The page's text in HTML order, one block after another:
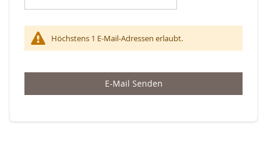
Höchstens 1 E-Mail-Adressen erlaubt.
E-Mail Senden